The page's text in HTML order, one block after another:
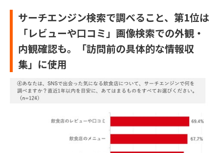
サーチエンジン検索で調べること、第1位は
「レビューや口コミ」画像検索での外観・
内観確認も。「訪問前の具体的な情報収
集」に使用